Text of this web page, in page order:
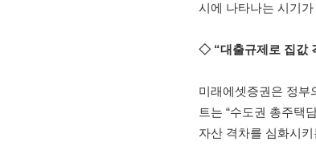
시에 나타나는 시기
◇ “대출규제로 집값
미래에셋증권은 정부
트는 “수도권 총주택
자산 격차를 심화시